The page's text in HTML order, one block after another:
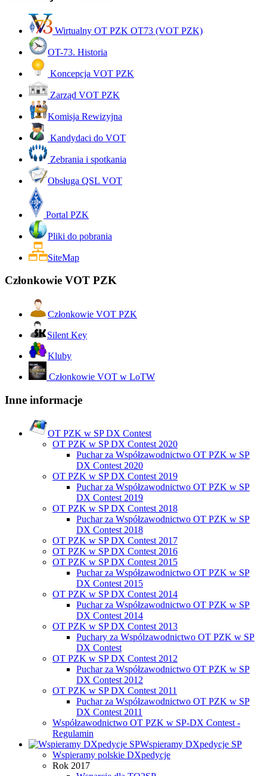
Wirtualny OT PZK OT73 (VOT PZK)
OT-73. Historia
Koncepcja VOT PZK
Zarząd VOT PZK
Komisja Rewizyjna
Kandydaci do VOT
Zebrania i spotkania
Obsługa QSL VOT
Portal PZK
Pliki do pobrania
SiteMap
Członkowie VOT PZK
Członkowie VOT PZK
Silent Key
Kluby
Członkowie VOT w LoTW
Inne informacje
OT PZK w SP DX Contest
OT PZK w SP DX Contest 2020
Puchar za Współzawodnictwo OT PZK w SP
DX Contest 2020
OT PZK w SP DX Contest 2019
Puchar za Współzawodnictwo OT PZK w SP
DX Contest 2019
OT PZK w SP DX Contest 2018
Puchar za Współzawodnictwo OT PZK w SP
DX Contest 2018
OT PZK w SP DX Contest 2017
OT PZK w SP DX Contest 2016
OT PZK w SP DX Contest 2015
Puchar za Współzawodnictwo OT PZK w SP
DX Contest 2015
OT PZK w SP DX Contest 2014
Puchar za Współzawodnictwo OT PZK w SP
DX Contest 2014
OT PZK w SP DX Contest 2013
Puchary za Wspólzawodnictwo OT PZK w SP
DX Contest
OT PZK w SP DX Contest 2012
Puchar za Współzawodnictwo OT PZK w SP
DX Contest 2012
OT PZK w SP DX Contest 2011
Puchar za Współzawodnictwo OT PZK w SP
DX Contest 2011
Współzawodnictwo OT PZK w SP-DX Contest -
Regulamin
Wspieramy DXpedycje SP
Wspieramy polskie DXpedycje
Rok 2017